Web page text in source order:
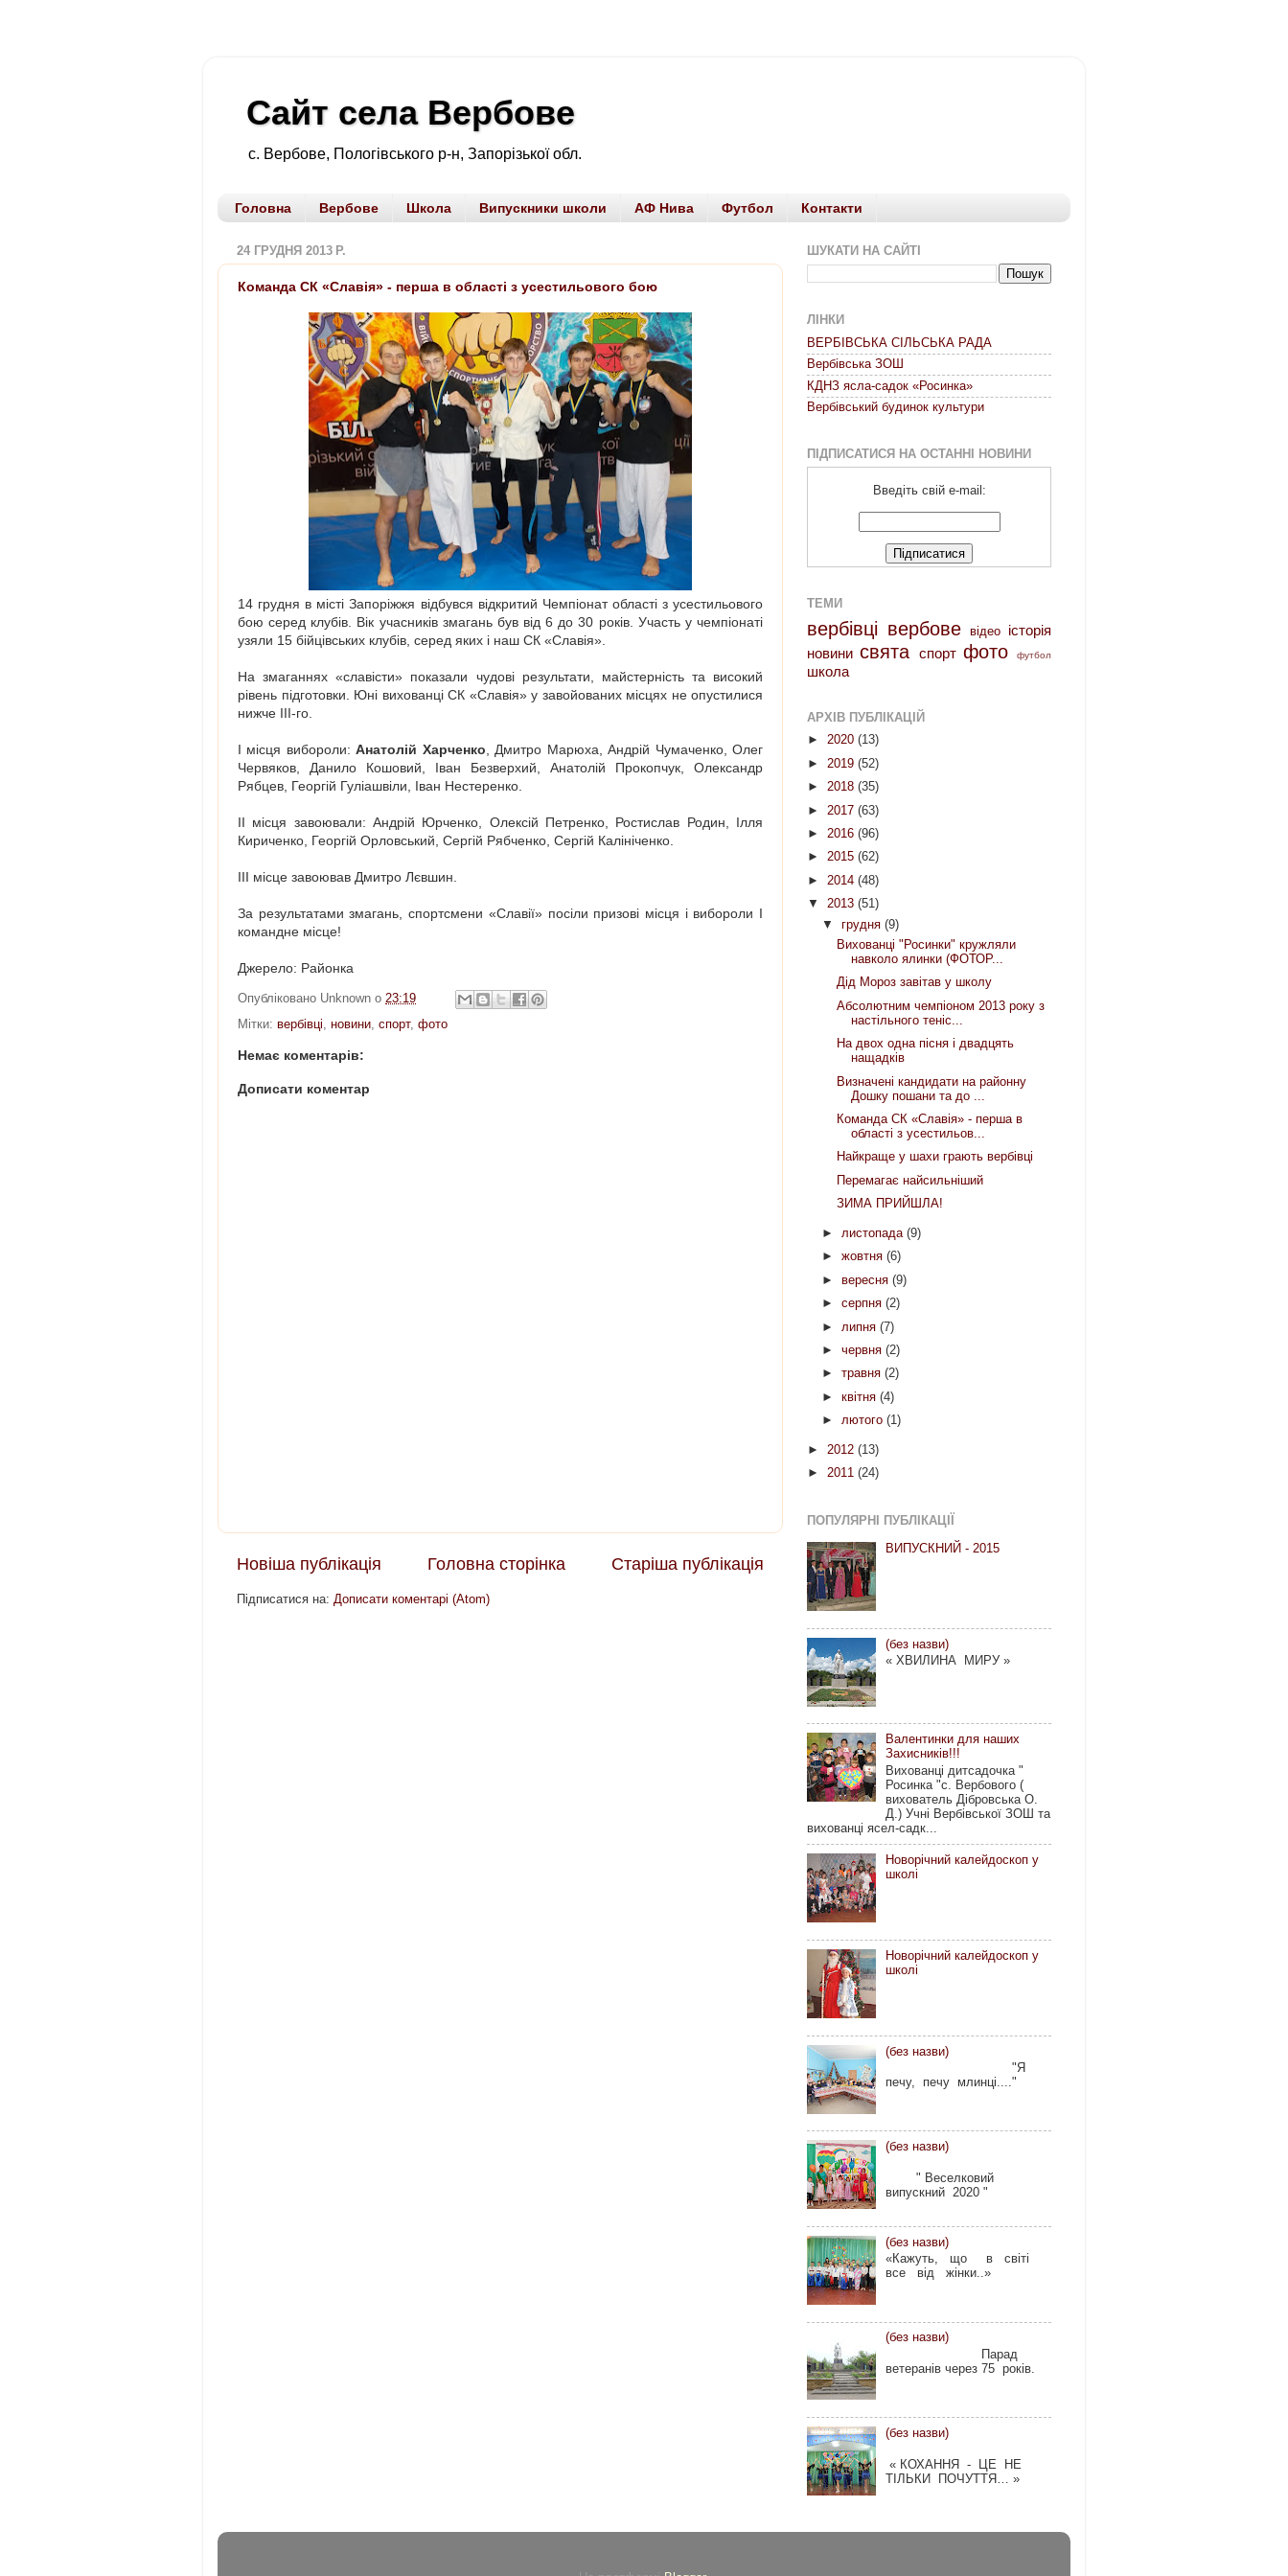
Сайт села Вербове
с. Вербове, Пологівського р-н, Запорізької обл.
Головна Вербове Школа Випускники школи АФ Нива Футбол Контакти
24 ГРУДНЯ 2013 Р.
Команда СК «Славія» - перша в області з усестильового бою
14 грудня в місті Запоріжжя відбувся відкритий Чемпіонат області з усестильового
бою серед клубів. Вік учасників змагань був від 6 до 30 років. Участь у чемпіонаті
узяли 15 бійцівських клубів, серед яких і наш СК «Славія».
На змаганнях «славісти» показали чудові результати, майстерність та високий
рівень підготовки. Юні вихованці СК «Славія» у завойованих місцях не опустилися
нижче ІІІ-го.
І місця вибороли:Анатолій Харченко , Дмитро Марюха, Андрій Чумаченко, Олег
Червяков, Данило Кошовий, Іван Безверхий, Анатолій Прокопчук, Олександр
Рябцев, Георгій Гуліашвіли, Іван Нестеренко.
ІІ місця завоювали: Андрій Юрченко, Олексій Петренко, Ростислав Родин, Ілля
Кириченко, Георгій Орловський, Сергій Рябченко, Сергій Калініченко.
ІІІ місце завоював Дмитро Лєвшин.
За результатами змагань, спортсмени «Славії» посіли призові місця і вибороли I
командне місце!
Джерело: Районка
Опубліковано Unknown о 23:19
Мітки: вербівці новини спорт, фото
Немає коментарів:
Дописати коментар
Новіша публікація Старіша публікація
Головна сторінка
Підписатися на: Дописати коментарі (Atom)
ШУКАТИ НА САЙТІ
ЛІНКИ
ВЕРБІВСЬКА СІЛЬСЬКА РАДА
Вербівська ЗОШ
КДНЗ ясла-садок «Росинка»
Вербівський будинок культури
ПІДПИСАТИСЯ НА ОСТАННІ НОВИНИ
Введіть свій e-mail:
ТЕМИ
вербівці вербове відео
історія
новини свята спорт фото футбол
школа
АРХІВ ПУБЛІКАЦІЙ
► 2020 (13)
► 2019 (52)
► 2018 (35)
► 2017 (63)
► 2016 (96)
► 2015 (62)
► 2014 (48)
▼ 2013 (51)
▼грудня(9)
Вихованці "Росинки" кружляли
навколо ялинки (ФОТОР...
Дід Мороз завітав у школу
Абсолютним чемпіоном 2013 року з
настільного теніс...
На двох одна пісня і двадцять
нащадків
Визначені кандидати на районну
Дошку пошани та до ...
Команда СК «Славія» - перша в
області з усестильов...
Найкраще у шахи грають вербівці
Перемагає найсильніший
ЗИМА ПРИЙШЛА!
►листопада(9)
►жовтня(6)
►вересня(9)
►серпня(2)
► липня(7)
►червня(2)
►травня(2)
►квітня(4)
►лютого(1)
► 2012 (13)
► 2011 (24)
ПОПУЛЯРНІ ПУБЛІКАЦІЇ
ВИПУСКНИЙ - 2015
(без назви)
« ХВИЛИНА МИРУ »
Валентинки для наших
Захисників!!!
Вихованці дитсадочка "
Росинка "с. Вербового (
вихователь Дібровська О.
Д.) Учні Вербівської ЗОШ та
вихованці ясел-садк...
Новорічний калейдоскоп у
школі
Новорічний калейдоскоп у
школі
(без назви)
"Я
печу, печу млинці...."
(без назви)
" Веселковий
випускний 2020 "
(без назви)
«Кажуть, що в світі
все від жінки..»
(без назви)
Парад
ветеранів через 75 років.
(без назви)
« КОХАННЯ - ЦЕ НЕ
ТІЛЬКИ ПОЧУТТЯ… »